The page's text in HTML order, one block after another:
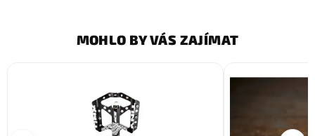
MOHLO BY VÁS ZAJÍMAT